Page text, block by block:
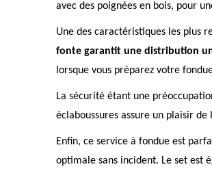
avec des poignées en bois, pour
Une des caractéristiques les plus
fonte garantit une distribution
lorsque vous préparez votre
La sécurité étant une
éclaboussures assure un plaisir
Enfin, ce service à fondue est
optimale sans incident. Le set est